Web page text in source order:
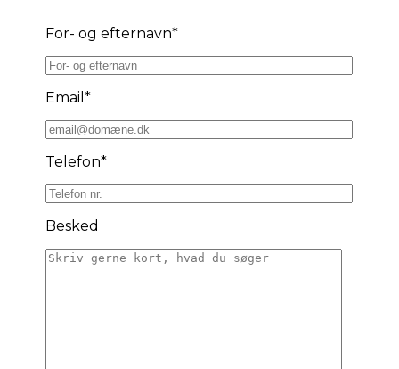
For- og efternavn*
Email*
Telefon*
Besked